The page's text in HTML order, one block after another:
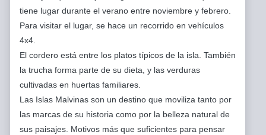
tiene lugar durante el verano entre noviembre y febrero.
Para visitar el lugar, se hace un recorrido en vehículos
4x4.
El cordero está entre los platos típicos de la isla. También
la trucha forma parte de su dieta, y las verduras
cultivadas en huertas familiares.
Las Islas Malvinas son un destino que moviliza tanto por
las marcas de su historia como por la belleza natural de
sus paisajes. Motivos más que suficientes para pensar